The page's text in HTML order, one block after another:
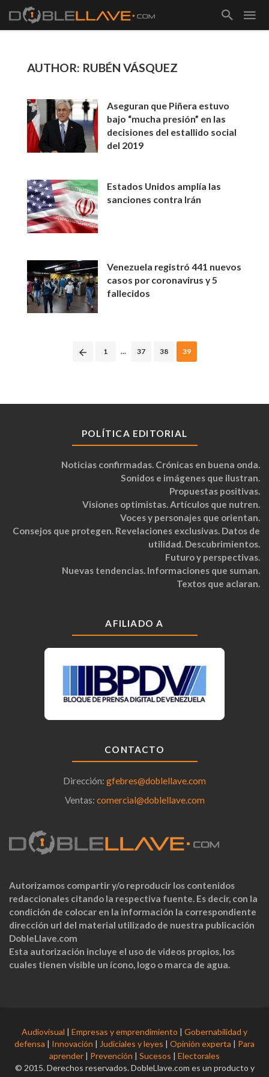
AUTHOR: RUBÉN VÁSQUEZ
Aseguran que Piñera estuvo
bajo “mucha presión” en las
decisiones del estallido social
del 2019
Estados Unidos amplía las
sanciones contra Irán
Venezuela registró 441 nuevos
casos por coronavirus y 5
fallecidos
1 ... 37 38 39
POLÍTICA EDITORIAL
Noticias confirmadas. Crónicas en buena onda.
Sonidos e imágenes que ilustran.
Propuestas positivas.
Visiones optimistas. Artículos que nutren.
Voces y personajes que orientan.
Consejos que protegen. Revelaciones exclusivas. Datos de
utilidad. Descubrimientos.
Futuro y perspectivas.
Nuevas tendencias. Informaciones que suman.
Textos que aclaran.
AFILIADO A
CONTACTO
Dirección: gfebres@doblellave.com
Ventas: comercial@doblellave.com
Autorizamos compartir y/o reproducir los contenidos
redaccionales citando la respectiva fuente. Es decir, con la
condición de colocar en la información la correspondiente
dirección url del material utilizado de nuestra publicación
DobleLlave.com
Esta autorización incluye el uso de videos propios, los
cuales tienen visible un ícono, logo o marca de agua.
Audiovisual | Empresas y emprendimiento | Gobernabilidad y
defensa | Innovación | Judiciales y leyes | Opinión experta | Para
aprender | Prevención | Sucesos | Electorales
© 2015. Derechos reservados. DobleLlave.com es un producto y